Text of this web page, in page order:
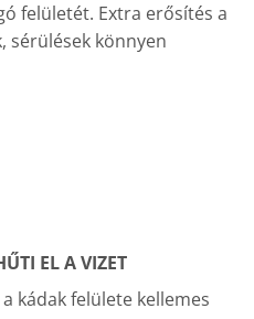
felületét. Extra erősítés a
sérülések könnyen
EL A VIZET
kádak felülete kellemes